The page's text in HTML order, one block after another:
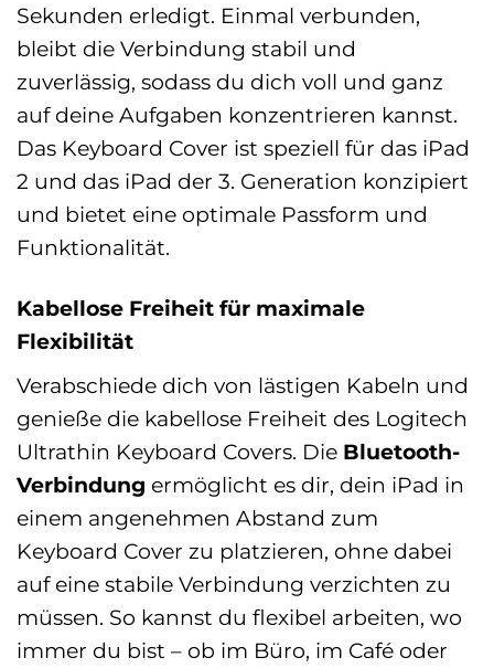
Sekunden erledigt. Einmal verbunden,
bleibt die Verbindung stabil und
zuverlässig, sodass du dich voll und ganz
auf deine Aufgaben konzentrieren kannst.
Das Keyboard Cover ist speziell für das iPad
2 und das iPad der 3. Generation konzipiert
und bietet eine optimale Passform und
Funktionalität.
Kabellose Freiheit für maximale
Flexibilität
Verabschiede dich von lästigen Kabeln und
genieße die kabellose Freiheit des Logitech
Ultrathin Keyboard Covers. Die Bluetooth-
Verbindung ermöglicht es dir, dein iPad in
einem angenehmen Abstand zum
Keyboard Cover zu platzieren, ohne dabei
auf eine stabile Verbindung verzichten zu
müssen. So kannst du flexibel arbeiten, wo
immer du bist – ob im Büro, im Café oder